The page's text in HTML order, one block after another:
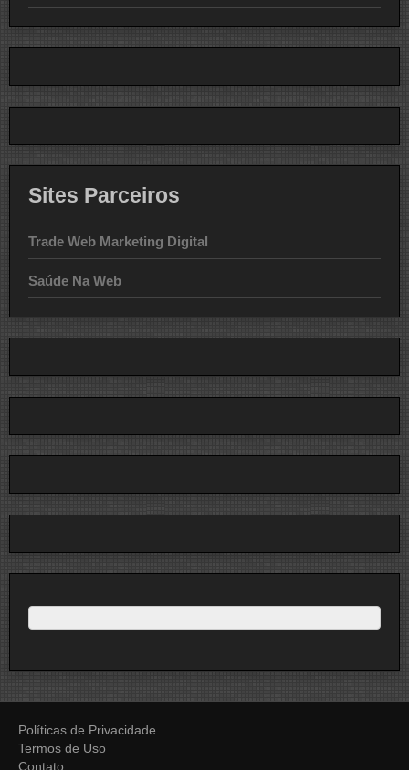
Sites Parceiros
Trade Web Marketing Digital
Saúde Na Web
Políticas de Privacidade
Termos de Uso
Contato